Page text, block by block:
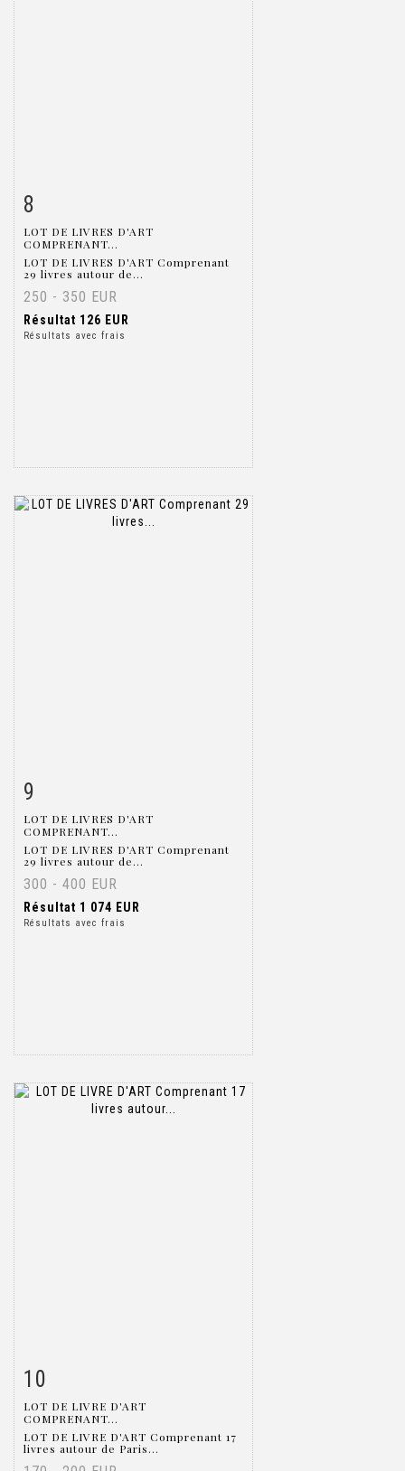
8
LOT DE LIVRES D'ART
COMPRENANT...
LOT DE LIVRES D'ART Comprenant
29 livres autour de...
250 - 350 EUR
Résultat 126 EUR
Résultats avec frais
9
LOT DE LIVRES D'ART
COMPRENANT...
LOT DE LIVRES D'ART Comprenant
29 livres autour de...
300 - 400 EUR
Résultat 1 074 EUR
Résultats avec frais
Fiche détaillée
10
LOT DE LIVRE D'ART
COMPRENANT...
LOT DE LIVRE D'ART Comprenant 17
livres autour de Paris...